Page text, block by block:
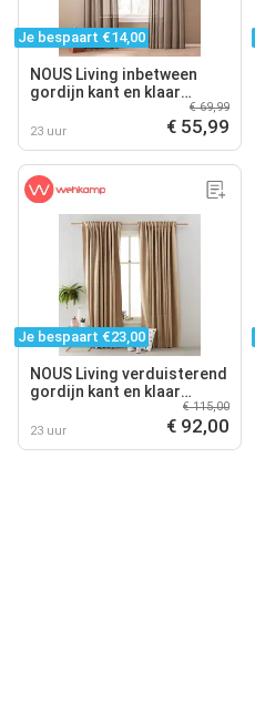
Je bespaart €14,00
NOUS Living inbetween
gordijn kant en klaar
Weekend (per stuk) (140 x
270 cm)
23 uur
€ 69,99
€ 55,99
Je bespaart €23,00
NOUS Living verduisterend
gordijn kant en klaar
Reykjavik (per stuk) (270 x
270 cm)
23 uur
€ 115,00
€ 92,00